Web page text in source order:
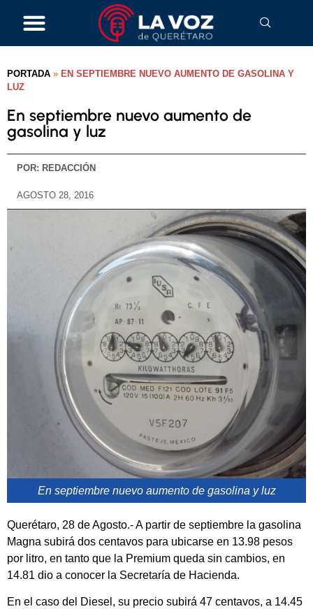
PORTADA » EN SEPTIEMBRE NUEVO AUMENTO DE GASOLINA Y
LUZ
En septiembre nuevo aumento de
gasolina y luz
POR: REDACCIÓN
AGOSTO 28, 2016
En septiembre nuevo aumento de gasolina y luz
Querétaro, 28 de Agosto.- A partir de septiembre la gasolina
Magna subirá dos centavos para ubicarse en 13.98 pesos
por litro, en tanto que la Premium queda sin cambios, en
14.81 dio a conocer la Secretaría de Hacienda.
En el caso del Diesel, su precio subirá 47 centavos, a 14.45